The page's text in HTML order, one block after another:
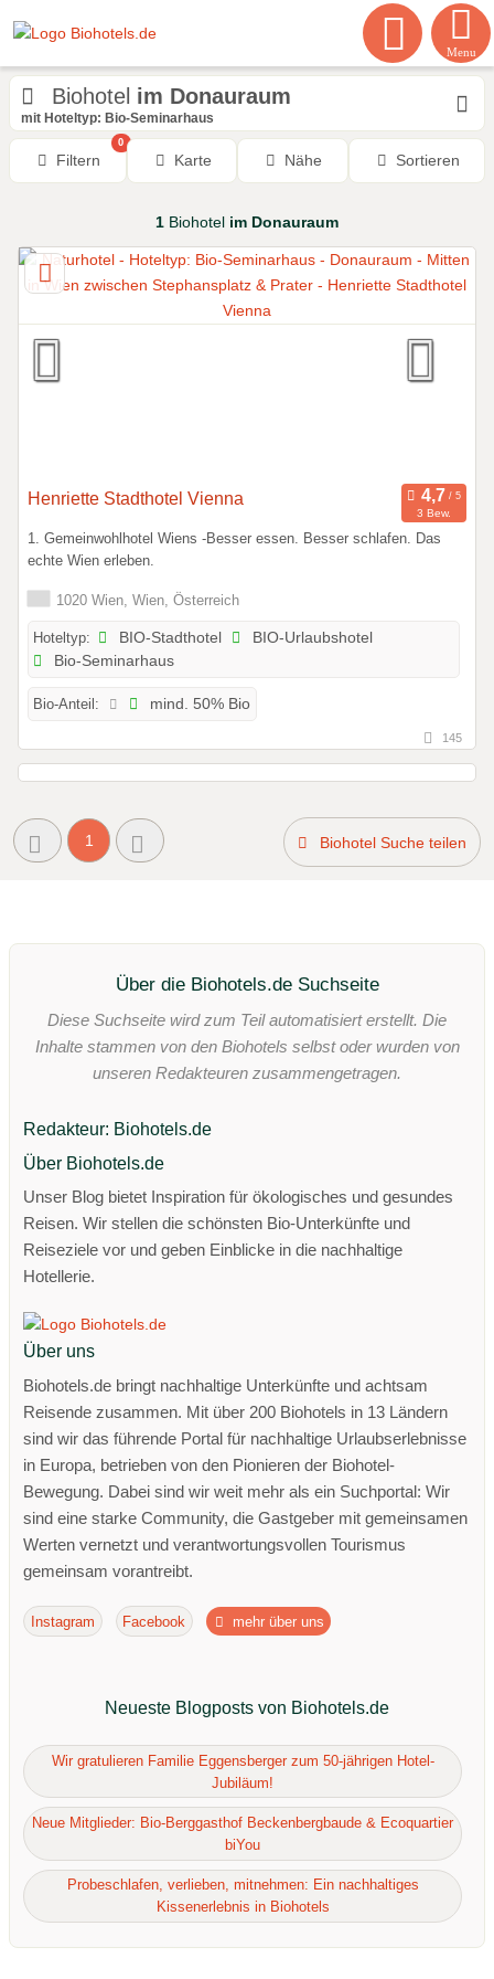
Menu
Biohotel im Donauraum
mit Hoteltyp: Bio-Seminarhaus
Filtern
0
Karte Nähe Sortieren
1 Biohotel im Donauraum
Henriette Stadthotel Vienna
3 Bew.
1. Gemeinwohlhotel Wiens -Besser essen. Besser schlafen. Das
echte Wien erleben.
1020 Wien, Wien, Österreich
Hoteltyp: BIO-Stadthotel
BIO-Urlaubshotel
Bio-Seminarhaus
Bio-Anteil: mind. 50% Bio
145
1 Biohotel Suche teilen
Über die Biohotels.de Suchseite
Diese Suchseite wird zum Teil automatisiert erstellt. Die
Inhalte stammen von den Biohotels selbst oder wurden von
unseren Redakteuren zusammengetragen.
Redakteur: Biohotels.de
Über Biohotels.de
Unser Blog bietet Inspiration für ökologisches und gesundes
Reisen. Wir stellen die schönsten Bio-Unterkünfte und
Reiseziele vor und geben Einblicke in die nachhaltige
Hotellerie.
Über uns
Biohotels.de bringt nachhaltige Unterkünfte und achtsam
Reisende zusammen. Mit über 200 Biohotels in 13 Ländern
sind wir das führende Portal für nachhaltige Urlaubserlebnisse
in Europa, betrieben von den Pionieren der Biohotel-
Bewegung. Dabei sind wir weit mehr als ein Suchportal: Wir
sind eine starke Community, die Gastgeber mit gemeinsamen
Werten vernetzt und verantwortungsvollen Tourismus
gemeinsam vorantreibt.
Instagram Facebook mehr über uns
Neueste Blogposts von Biohotels.de
Wir gratulieren Familie Eggensberger zum 50-jährigen Hotel-
Jubiläum!
Neue Mitglieder: Bio-Berggasthof Beckenbergbaude & Ecoquartier
biYou
Probeschlafen, verlieben, mitnehmen: Ein nachhaltiges
Kissenerlebnis in Biohotels